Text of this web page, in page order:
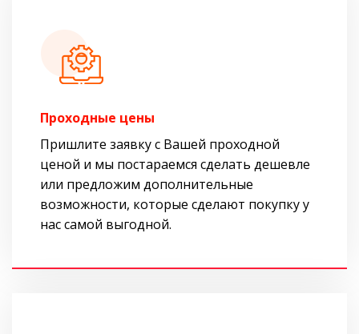
Проходные цены
Пришлите заявку с Вашей проходной
ценой и мы постараемся сделать дешевле
или предложим дополнительные
возможности, которые сделают покупку у
нас самой выгодной.